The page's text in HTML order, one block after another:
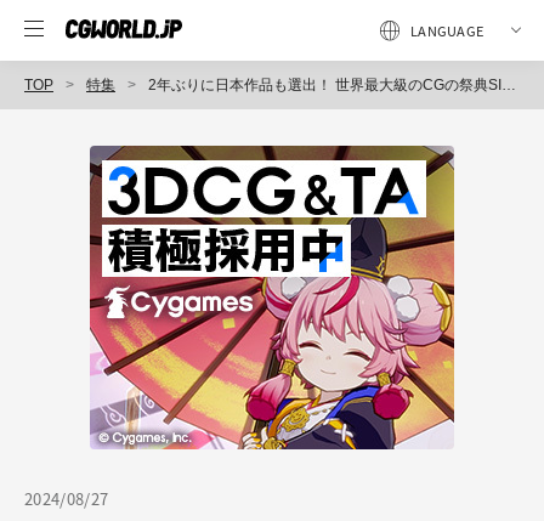
TOP 特集 2年ぶりに日本作品も選出！ 世界最大級のCGの祭典SIGGRAPHから、Electronic Theater入選21作品を紹介〜SIGGRAPH 2024（1）
2024/08/27